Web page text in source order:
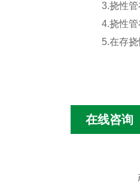
3.挠性管
4.挠性管在
5.在存挠性
在线咨询